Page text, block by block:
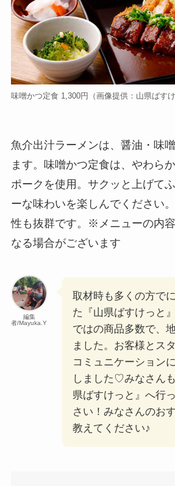
味噌かつ定食 1,300円（画像提供：山県ばすけ
魚介出汁ラーメンは、醤油・味
ます。味噌かつ定食は、やわら
ポークを使用。サクッと上げて
ーな味わいを楽しんでください
性も抜群です。※メニューの内
なる場合がございます
編集
者/Mayuka.Y
取材時も多くの方で
た『山県ばすけっと
ではの商品多数で、
ました。お客様とス
コミュニケーション
しました♡みなさん
県ばすけっと』へ行
さい！みなさんのお
教えてください♪